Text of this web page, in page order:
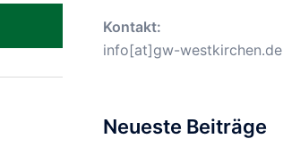
Kontakt:
info[at]gw-westkirchen.de
Neueste Beiträge